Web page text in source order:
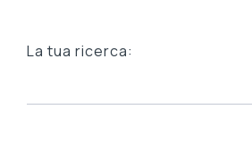
La tua ricerca: